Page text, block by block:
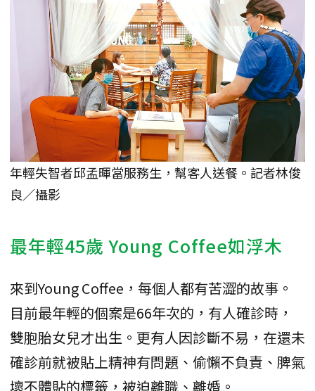
年輕失智者邱孟暉當服務生，幫客人送餐。記者林俊
良／攝影
最年輕45歲 Young Coffee如浮木
來到Young Coffee，每個人都有苦澀的故事。
目前最年輕的個案是66年次的，有人確診時，
雙胞胎女兒才出生。更有人因診斷不易，在還未
確診前就被貼上精神有問題、偷懶不負責、脾氣
壞不體貼的標籤，被迫離職、離婚。